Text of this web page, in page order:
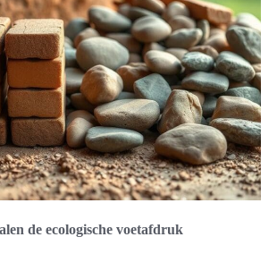
de ecologische voetafdruk